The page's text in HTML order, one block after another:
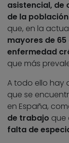
asistencial, de
de la
que, en la
mayores de
enfermedad
que más
A todo ello hay
que se
en España,
de trabajo que
falta de